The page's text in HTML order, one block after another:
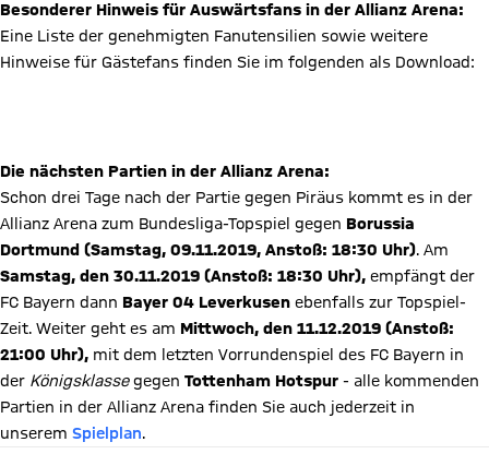
Besonderer Hinweis für Auswärtsfans in der Allianz Arena:
Eine Liste der genehmigten Fanutensilien sowie weitere
Hinweise für Gästefans finden Sie im folgenden als Download:
Die nächsten Partien in der Allianz Arena:
Schon drei Tage nach der Partie gegen Piräus kommt es in der
Allianz Arena zum Bundesliga-Topspiel gegen Borussia
Dortmund (Samstag, 09.11.2019, Anstoß: 18:30 Uhr). Am
Samstag, den 30.11.2019 (Anstoß: 18:30 Uhr), empfängt der
FC Bayern dann Bayer 04 Leverkusen ebenfalls zur Topspiel-
Zeit. Weiter geht es am Mittwoch, den 11.12.2019 (Anstoß:
21:00 Uhr), mit dem letzten Vorrundenspiel des FC Bayern in
der Königsklassegegen Tottenham Hotspur - alle kommenden
Partien in der Allianz Arena finden Sie auch jederzeit in
unserem Spielplan.